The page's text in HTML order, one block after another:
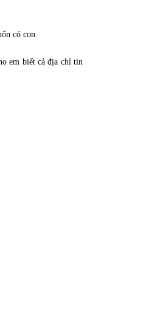
có con.
em biết cả địa chỉ tin